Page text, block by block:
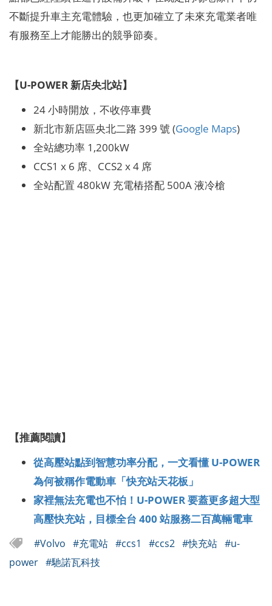
不斷提升車主充電體驗，也更加確立了未來充電業者唯
有服務至上才能勝出的競爭節奏。
【U-POWER 新店央北站】
24 小時開放，不收停車費
新北市新店區央北二路 399 號 (Google Maps)
全站總功率 1,200kW
CCS1 x 6 席、CCS2 x 4 席
全站配置 480kW 充電樁搭配 500A 液冷槍
【推薦閱讀】
從高壓站點到智慧功率分配，一文看懂 U-POWER
為何被稱作電動車「快充站天花板」
家裡無法充電也不怕！U-POWER 要蓋更多超大型
高壓快充站，目標全台 400 站服務二百萬輛電車
#Volvo #充電站 #ccs1 #ccs2 #快充站 #u-
power #馳諾瓦科技